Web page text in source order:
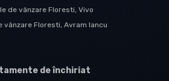
de vânzare Floresti, Vivo
vânzare Floresti, Avram Iancu
de închiriat